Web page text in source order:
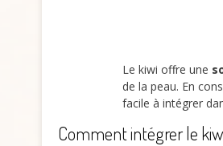
Le kiwi offre une
de la peau. En
facile à intégrer
Comment intégrer le